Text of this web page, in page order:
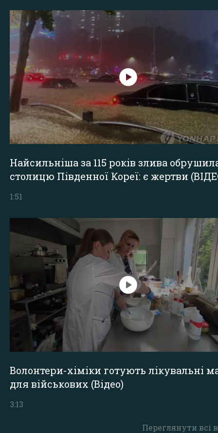
Переглянути всі
Найсильніша за 115 років злива
столицю Південної Кореї: є жертви
1:51
Волонтери-хіміки готують лікувальні
для військових (Відео)
3:13